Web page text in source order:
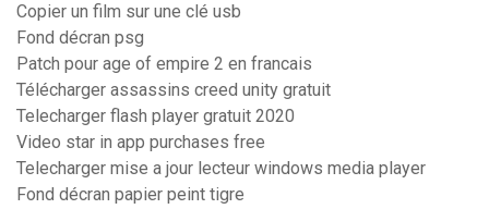
Copier un film sur une clé usb
Fond décran psg
Patch pour age of empire 2 en francais
Télécharger assassins creed unity gratuit
Telecharger flash player gratuit 2020
Video star in app purchases free
Telecharger mise a jour lecteur windows media player
Fond décran papier peint tigre